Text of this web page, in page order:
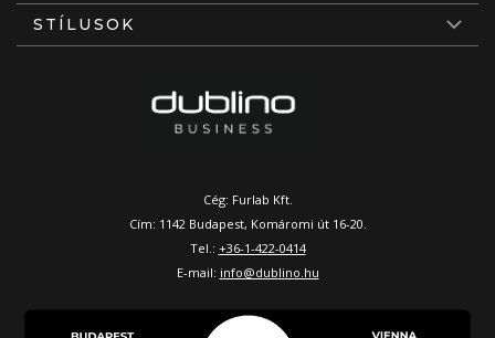
STÍLUSOK
Cég: Furlab Kft.
Cím: 1142 Budapest, Komáromi út 16-20.
Tel.: +36-1-422-0414
E-mail: info@dublino.hu